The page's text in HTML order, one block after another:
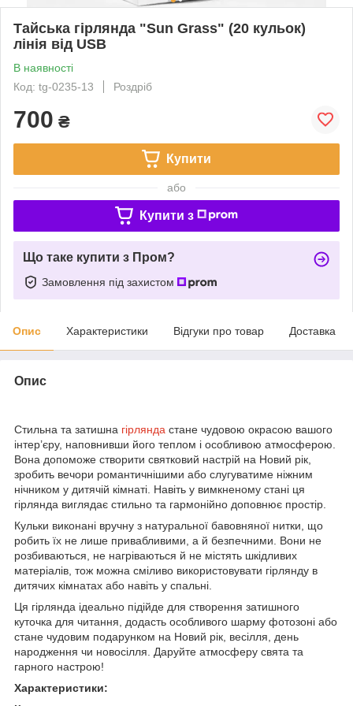
Тайська гірлянда "Sun Grass" (20 кульок)
лінія від USB
В наявності
Код: tg-0235-13
Роздріб
700 ₴
Купити
або
Купити з
Що таке купити з Пром?
Замовлення під захистом
Опис Характеристики Відгуки про товар Доставка
Опис
Стильна та затишна гірлянда стане чудовою окрасою вашого
інтер’єру, наповнивши його теплом і особливою атмосферою.
Вона допоможе створити святковий настрій на Новий рік,
зробить вечори романтичнішими або слугуватиме ніжним
нічником у дитячій кімнаті. Навіть у вимкненому стані ця
гірлянда виглядає стильно та гармонійно доповнює простір.
Кульки виконані вручну з натуральної бавовняної нитки, що
робить їх не лише привабливими, а й безпечними. Вони не
розбиваються, не нагріваються й не містять шкідливих
матеріалів, тож можна сміливо використовувати гірлянду в
дитячих кімнатах або навіть у спальні.
Ця гірлянда ідеально підійде для створення затишного
куточка для читання, додасть особливого шарму фотозоні або
стане чудовим подарунком на Новий рік, весілля, день
народження чи новосілля. Даруйте атмосферу свята та
гарного настрою!
Характеристики: